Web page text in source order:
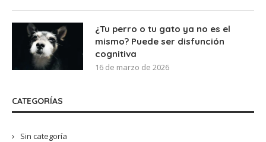
¿Tu perro o tu gato ya no es el
mismo? Puede ser disfunción
cognitiva
16 de marzo de 2026
CATEGORÍAS
Sin categoría